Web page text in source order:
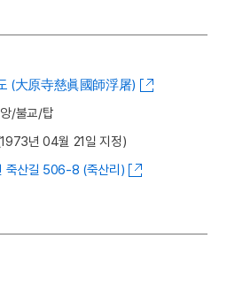
(大原寺慈眞國師浮屠)
/불교/탑
년 04월 21일 지정)
죽산길 506-8 (죽산리)